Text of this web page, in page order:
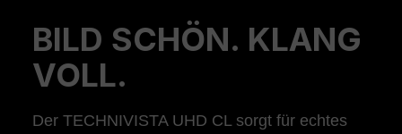
BILD SCHÖN. KLANG
VOLL.
Der TECHNIVISTA UHD CL sorgt für echtes
Previous